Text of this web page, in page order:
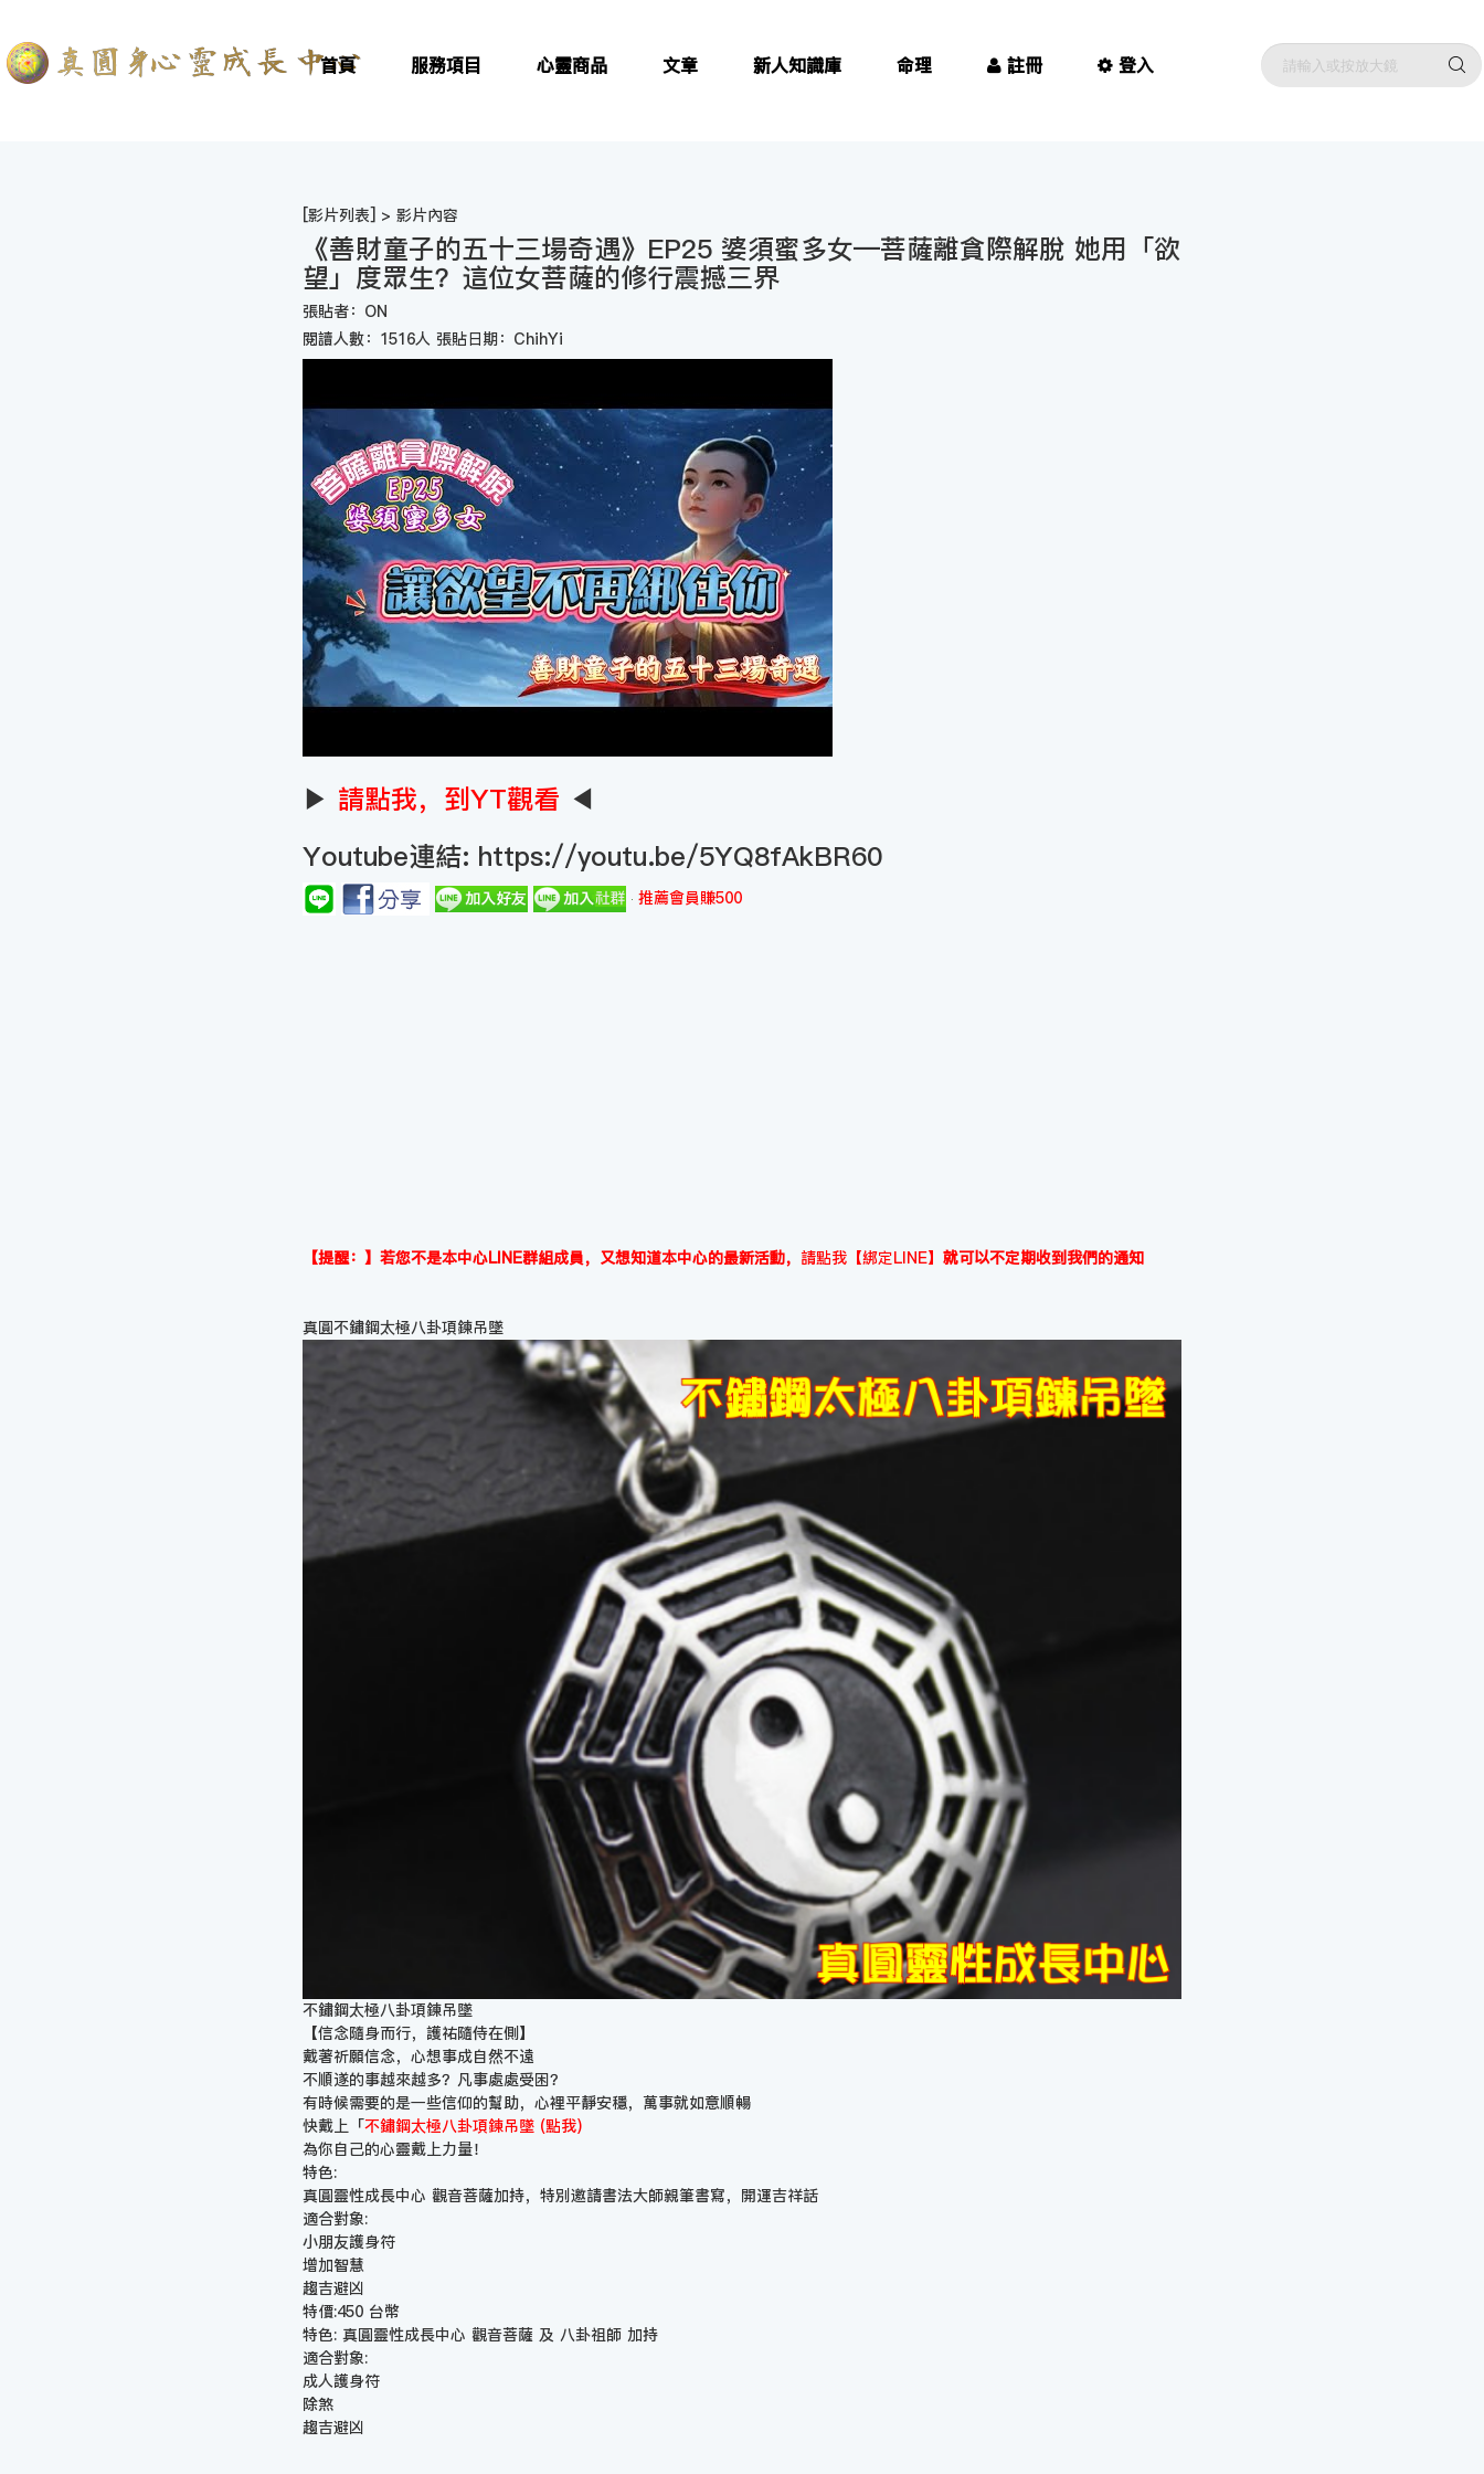
首頁 服務項目 心靈商品 文章 新人知識庫 命理 註冊 登入
[影片列表] > 影片內容
《善財童子的五十三場奇遇》EP25 婆須蜜多女—菩薩離貪際解脫 她用「欲
望」度眾生？這位女菩薩的修行震撼三界
張貼者：ON
閱讀人數：1516人 張貼日期：ChihYi
▶ 請點我，到YT觀看 ◀
Youtube連結: https://youtu.be/5YQ8fAkBR60
推薦會員賺500
【提醒：】若您不是本中心LINE群組成員，又想知道本中心的最新活動， 請點我【綁定LINE】 就可以不定期收到我們的通知
真圓不鏽鋼太極八卦項鍊吊墜
不鏽鋼太極八卦項鍊吊墜
【信念隨身而行，護祐隨侍在側】
戴著祈願信念，心想事成自然不遠
不順遂的事越來越多？凡事處處受困？
有時候需要的是一些信仰的幫助，心裡平靜安穩，萬事就如意順暢
快戴上「不鏽鋼太極八卦項鍊吊墜 (點我)
為你自己的心靈戴上力量！
特色:
真圓靈性成長中心 觀音菩薩加持，特別邀請書法大師親筆書寫，開運吉祥話
適合對象:
小朋友護身符
增加智慧
趨吉避凶
特價:450 台幣
特色: 真圓靈性成長中心 觀音菩薩 及 八卦祖師 加持
適合對象:
成人護身符
除煞
趨吉避凶